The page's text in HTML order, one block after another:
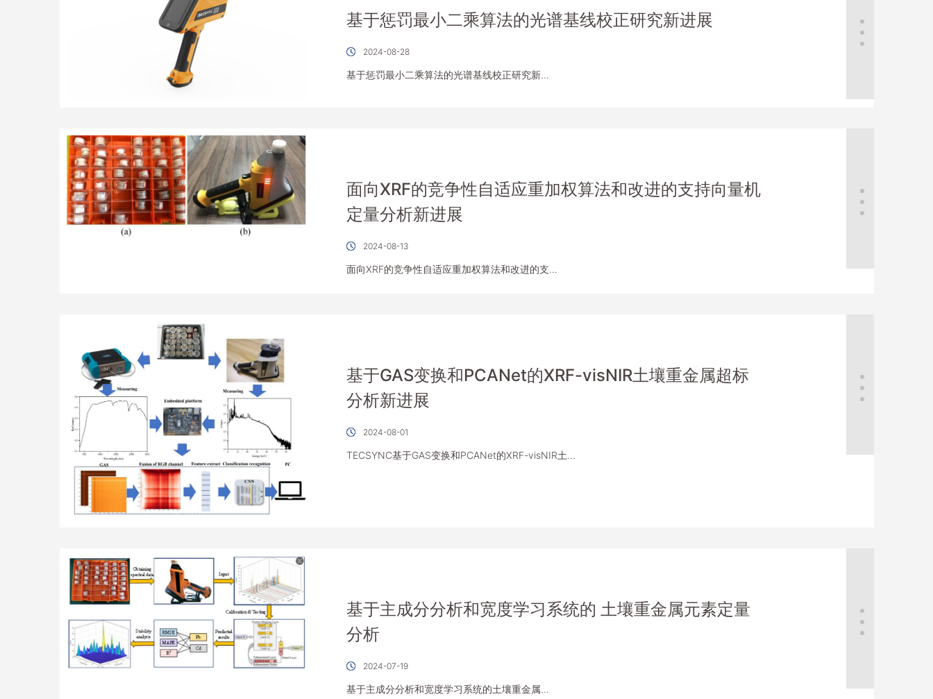
基于惩罚最小二乘算法的光谱基线校正研究新进展
2024-08-28
基于惩罚最小二乘算法的光谱基线校正研究新...
面向XRF的竞争性自适应重加权算法和改进的支持向量机
定量分析新进展
2024-08-13
面向XRF的竞争性自适应重加权算法和改进的支...
基于GAS变换和PCANet的XRF-visNIR土壤重金属超标
分析新进展
2024-08-01
TECSYNC基于GAS变换和PCANet的XRF-visNIR土...
基于主成分分析和宽度学习系统的 土壤重金属元素定量
分析
2024-07-19
基于主成分分析和宽度学习系统的土壤重金属...